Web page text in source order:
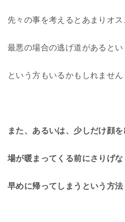
先々の事を考えるとあまりオス
最悪の場合の逃げ道があるとい
という方もいるかもしれません
また、あるいは、少しだけ顔を
場が暖まってくる前にさりげな
早めに帰ってしまうという方